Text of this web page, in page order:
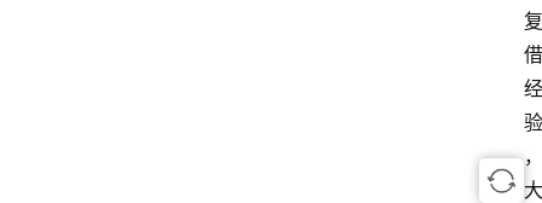
复
借
经
验
，
大